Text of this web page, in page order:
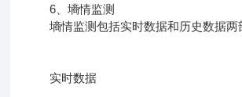
6、墒情监测
墒情监测包括实时数据和历史数据两
实时数据